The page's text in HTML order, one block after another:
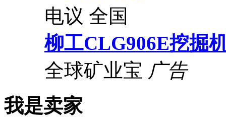
电议 全国
柳工CLG906E挖掘
全球矿业宝 广告
我是卖家